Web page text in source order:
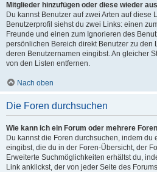
Mitglieder hinzufügen oder diese wieder
Du kannst Benutzer auf zwei Arten auf diese
Benutzerprofil siehst du zwei Links: einen
Freunde und einen zum Ignorieren des
persönlichen Bereich direkt Benutzer zu den
deren Benutzernamen eingibst. An gleicher
von den Listen entfernen.
Nach oben
Die Foren durchsuchen
Wie kann ich ein Forum oder mehrere
Du kannst die Foren durchsuchen, indem
eingibst, die du in der Foren-Übersicht, der
Erweiterte Suchmöglichkeiten erhältst du,
Link anklickst, der von jeder Seite des